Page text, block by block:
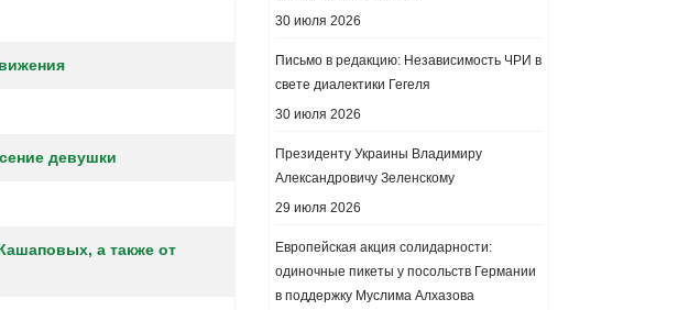
девушки
а также от
30 июля 2026
Письмо в редакцию: Независимость ЧРИ в
свете диалектики Гегеля
30 июля 2026
Президенту Украины Владимиру
Александровичу Зеленскому
29 июля 2026
Европейская акция солидарности:
одиночные пикеты у посольств Германии
в поддержку Муслима Алхазова